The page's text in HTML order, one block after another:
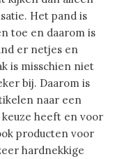
Het pand is
toe en daarom is
er netjes en
is misschien niet
bij. Daarom is
naar een
heeft en voor
producten voor
hardnekkige